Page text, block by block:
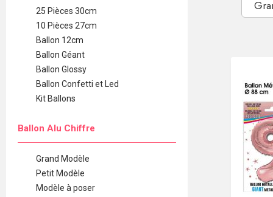
25 Pièces 30cm
10 Pièces 27cm
Ballon 12cm
Ballon Géant
Ballon Glossy
Ballon Confetti et Led
Kit Ballons
Ballon Alu Chiffre
Grand Modèle
Petit Modèle
Modèle à poser